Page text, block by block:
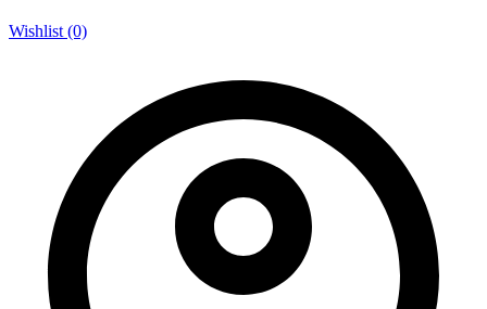
Wishlist (0)